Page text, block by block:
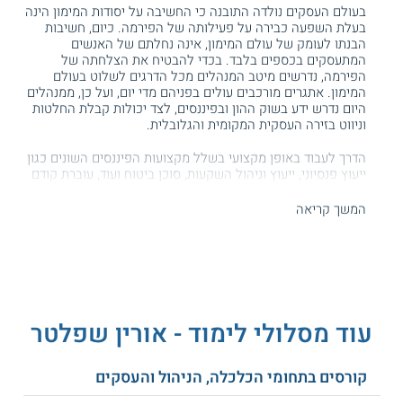
בעולם העסקים נולדה התובנה כי החשיבה על יסודות המימון הינה
בעלת השפעה כבירה על פעילותה של הפירמה. כיום, חשיבות
הבנתו לעומק של עולם המימון, אינה נחלתם של האנשים
המתעסקים בכספים בלבד. בכדי להבטיח את הצלחתה של
הפירמה, נדרשים מיטב המנהלים מכל הדרגים לשלוט בעולם
המימון. אתגרים מורכבים עולים בפניהם מדי יום, ועל כן, ממנהלים
היום נדרש ידע בשוק ההון ובפיננסים, לצד יכולות קבלת החלטות
וניווט בזירה העסקית המקומית והגלובלית.
הדרך לעבוד באופן מקצועי בשלל מקצועות הפיננסים השונים כגון
ייעוץ פנסיוני, ייעוץ וניהול השקעות, סוכן ביטוח ועוד, עוברת קודם
ערך. הבחינות הללו נוצרו בכדי לוודא כי לפני שתתחילו בהתמחות
במסגרת אחד ממקצועות אלו, תהיו מצוידים במיטב הידע התיאורטי
המימון, כמו חישוב ערכו העתידי של נכס, חישוב ריביות, תשואות
צפויות וכן הלאה. עבור ביצוע מכלול הפעולות הזה, לצד פעולות
שכיחות מעולם המימון, קיימות מתודות טכניות – סטטיסטיות אשר
מאפשרות לקיים ניתוח מושכל ויעיל של נתונים ולגזור מסקנות או
דרכי פעולה רצויות. קורס מימון וסטטיסטיקה יכשיר אתכם לקראת
המשך קריאה
עוד מסלולי לימוד - אורין שפלטר
קורסים בתחומי הכלכלה, הניהול והעסקים